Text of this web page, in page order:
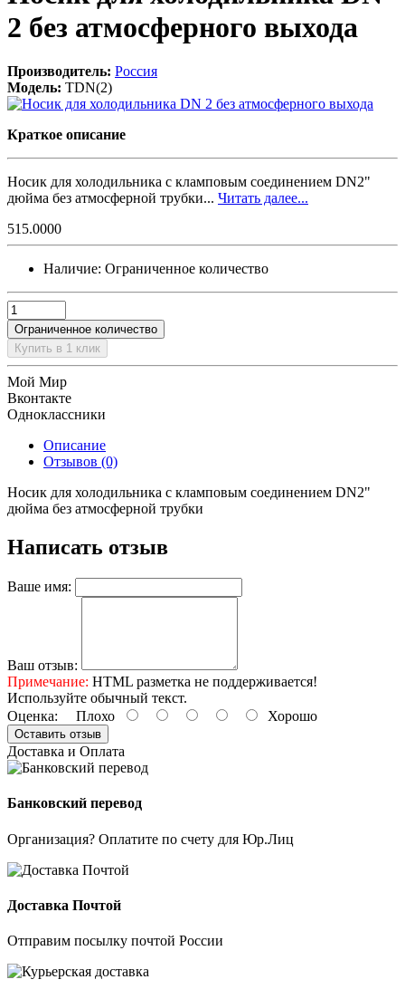
2 без атмосферного выхода
Производитель: Россия
Модель: TDN(2)
Краткое описание
Носик для холодильника с кламповым соединением DN2"
дюйма без атмосферной трубки... Читать далее...
515.0000
Наличие: Ограниченное количество
Ограниченное количество
Купить в 1 клик
Мой Мир
Вконтакте
Одноклассники
Описание
Отзывов (0)
Носик для холодильника с кламповым соединением DN2"
дюйма без атмосферной трубки
Написать отзыв
Ваше имя:
Ваш отзыв:
Примечание: HTML разметка не поддерживается!
Используйте обычный текст.
Оценка: Плохо Хорошо
Оставить отзыв
Доставка и Оплата
Банковский перевод
Организация? Оплатите по счету для Юр.Лиц
Доставка Почтой
Отправим посылку почтой России